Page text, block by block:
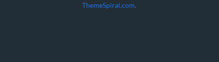
ThemeSpiral.com.